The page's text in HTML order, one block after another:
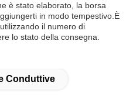
è stato elaborato, la borsa
in modo tempestivo.È
il numero di
lo stato della consegna.
Conduttive